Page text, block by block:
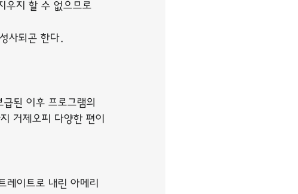
우지 할 수 없으므로
사되곤 한다.
된 이후 프로그램의
거제오피 다양한 편이
이트로 내린 아메리